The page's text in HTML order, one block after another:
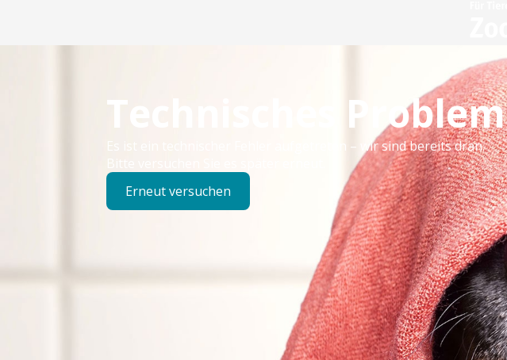
Technisches Problem
Es ist ein technischer Fehler aufgetreten – wir sind bereits dran.
Bitte versuchen Sie es später erneut.
Erneut versuchen